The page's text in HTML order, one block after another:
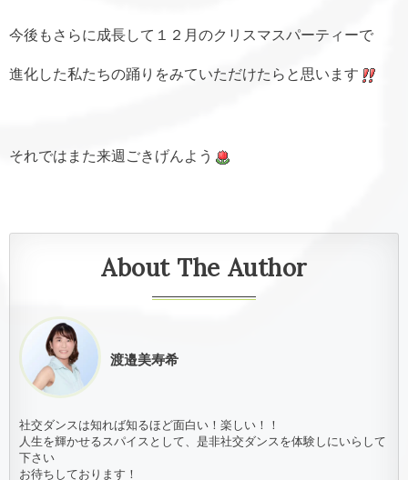
今後もさらに成長して１２月のクリスマスパーティーで
進化した私たちの踊りをみていただけたらと思います
それではまた来週ごきげんよう
About The Author
渡邉美寿希
社交ダンスは知れば知るほど面白い！楽しい！！
人生を輝かせるスパイスとして、是非社交ダンスを体験しにいらして
下さい
お待ちしております！